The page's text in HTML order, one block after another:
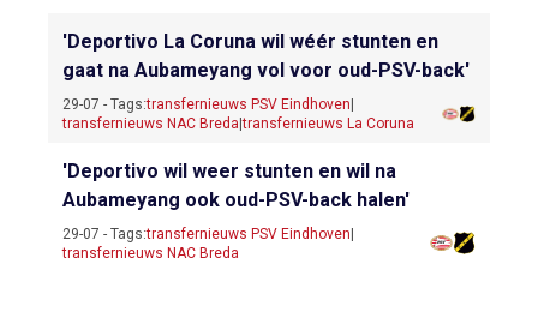
'Deportivo La Coruna wil wéér stunten en
gaat na Aubameyang vol voor oud-PSV-back'
29-07 - Tags:transfernieuws PSV Eindhoven
transfernieuws NAC Breda |transfernieuws La Coruna
'Deportivo wil weer stunten en wil na
Aubameyang ook oud-PSV-back halen'
29-07 - Tags:transfernieuws PSV Eindhoven
transfernieuws NAC Breda